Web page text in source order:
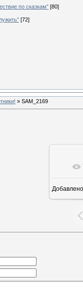
по сказкам" [80]
[72]
» SAM_2169
Добавлено